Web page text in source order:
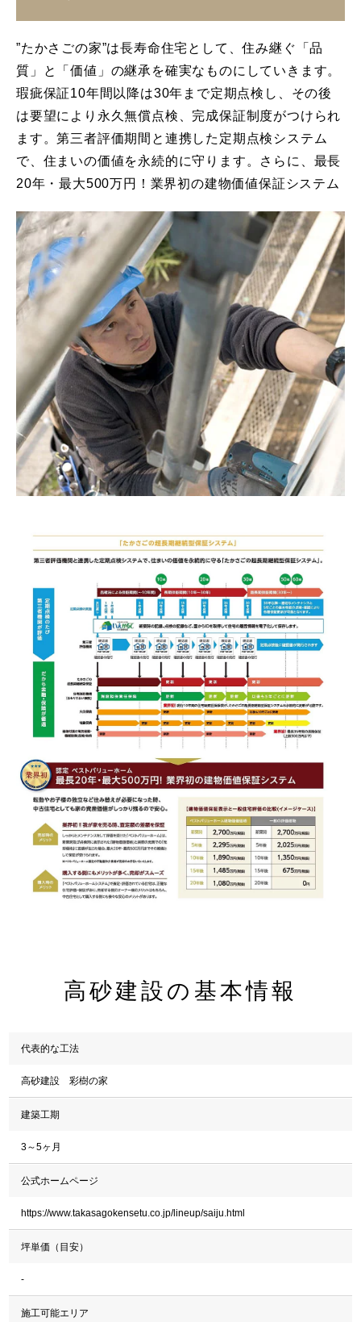
”たかさごの家”は長寿命住宅として、住み継ぐ「品
質」と「価値」の継承を確実なものにしていきます。
瑕疵保証10年間以降は30年まで定期点検し、その後
は要望により永久無償点検、完成保証制度がつけられ
ます。第三者評価期間と連携した定期点検システム
で、住まいの価値を永続的に守ります。さらに、最長
20年・最大500万円！業界初の建物価値保証システム
高砂建設の基本情報
代表的な工法
高砂建設 彩樹の家
建築工期
3～5ヶ月
公式ホームページ
https://www.takasagokensetu.co.jp/lineup/saiju.html
坪単価（目安）
-
施工可能エリア